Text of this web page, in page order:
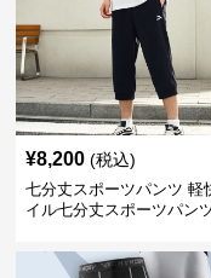
¥8,200 (税込)
七分丈スポーツパンツ 軽
イル七分丈スポーツパン